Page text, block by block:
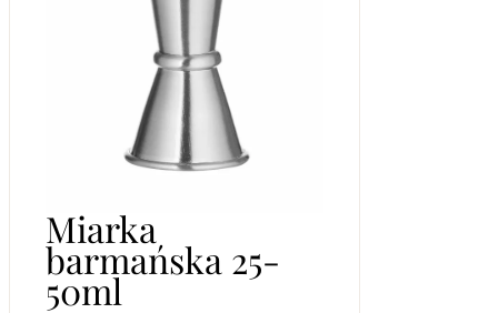
Miarka
barmańska 25-
50ml